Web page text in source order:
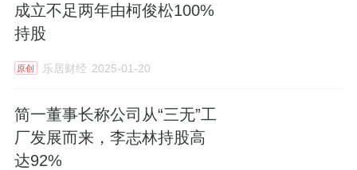
成立不足两年由柯俊松100%
持股
原创 乐居财经 2025-01-20
简一董事长称公司从“三无”工
厂发展而来，李志林持股高
达92%